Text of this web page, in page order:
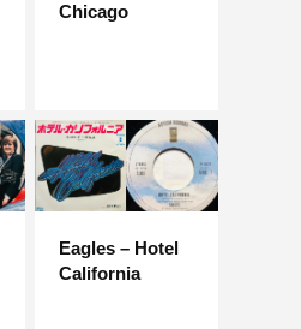
Chicago
Eagles – Hotel
California